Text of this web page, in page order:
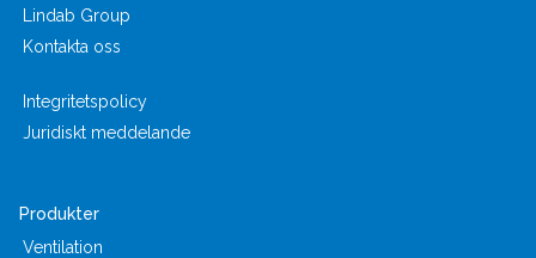
Lindab Group
Kontakta oss
Integritetspolicy
Juridiskt meddelande
Produkter
Ventilation